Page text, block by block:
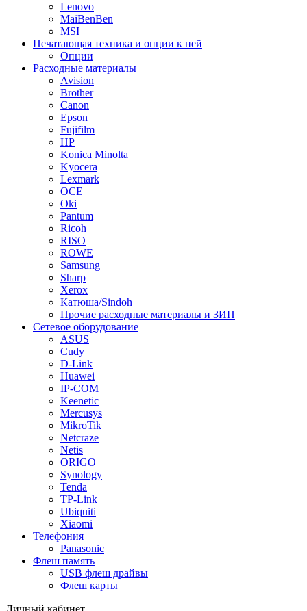
Lenovo
MaiBenBen
MSI
Печатающая техника и опции к ней
Опции
Расходные материалы
Avision
Brother
Canon
Epson
Fujifilm
HP
Konica Minolta
Kyocera
Lexmark
OCE
Oki
Pantum
Ricoh
RISO
ROWE
Samsung
Sharp
Xerox
Катюша/Sindoh
Прочие расходные материалы и ЗИП
Сетевое оборудование
ASUS
Cudy
D-Link
Huawei
IP-COM
Keenetic
Mercusys
MikroTik
Netcraze
Netis
ORIGO
Synology
Tenda
TP-Link
Ubiquiti
Xiaomi
Телефония
Panasonic
Флеш память
USB флеш драйвы
Флеш карты
Личный кабинет